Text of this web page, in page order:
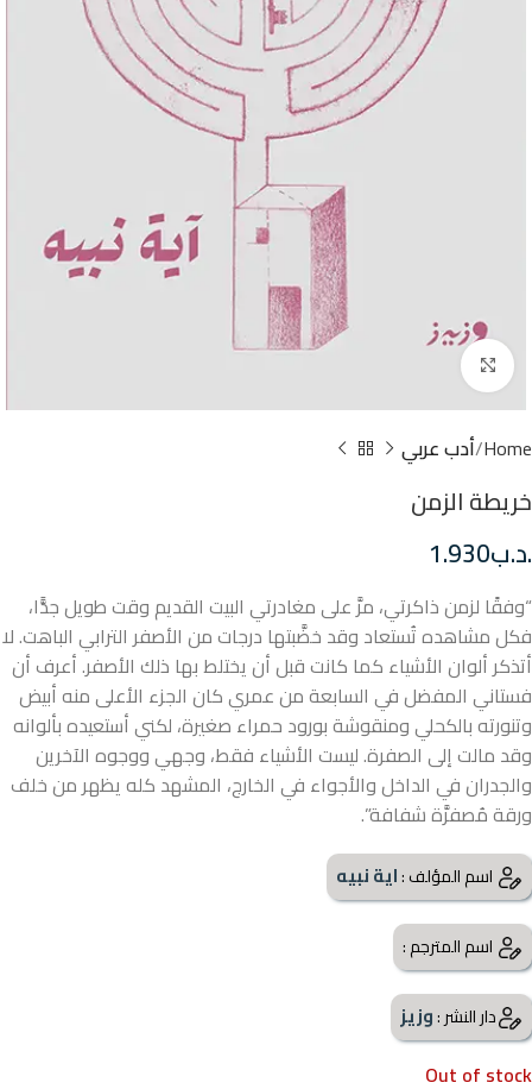
Click to enlarge
Home أدب عربي
خريطة الزمن
.د.ب1.930
“وفقًا لزمن ذاكرتي، مرَّ على مغادرتي البيت القديم وقت طويل جدًّا،
فكل مشاهده تُستعاد وقد خضَّبتها درجات من الأصفر الترابي الباهت. لا
أتذكر ألوان الأشياء كما كانت قبل أن يختلط بها ذلك الأصفر. أعرف أن
فستاني المفضل في السابعة من عمري كان الجزء الأعلى منه أبيض
وتنورته بالكحلي ومنقوشة بورود حمراء صغيرة، لكني أستعيده بألوانه
وقد مالت إلى الصفرة. ليست الأشياء فقط، وجهي ووجوه الآخرين
والجدران في الداخل والأجواء في الخارج، المشهد كله يظهر من خلف
ورقة مُصفرَّة شفافة”.
اسم المؤلف :اية نبيه
اسم المترجم :
دار النشر :وزيز
Out of stock